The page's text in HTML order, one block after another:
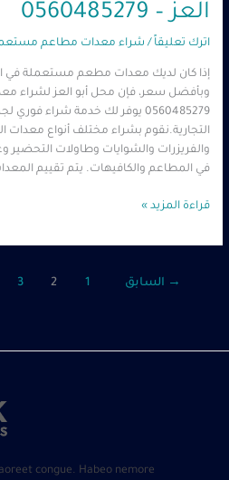
العز – 0560485279
اترك تعليقاً / شراء معدات مطاعم
إذا كان لديك معدات مطعم مستعملة في
وبأفضل سعر، فإن محل أبو العز لشراء
0560485279 يوفر لك خدمة شراء
التجارية.نقوم بشراء مختلف أنواع معدات
والفريزرات والشوايات وطاولات
في المطاعم والكافيهات. يتم تقييم
قراءة المزيد »
→ السابق 1
2
3
congue. Habeo nemore